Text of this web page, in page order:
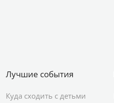
Лучшие события
Куда сходить с детьми